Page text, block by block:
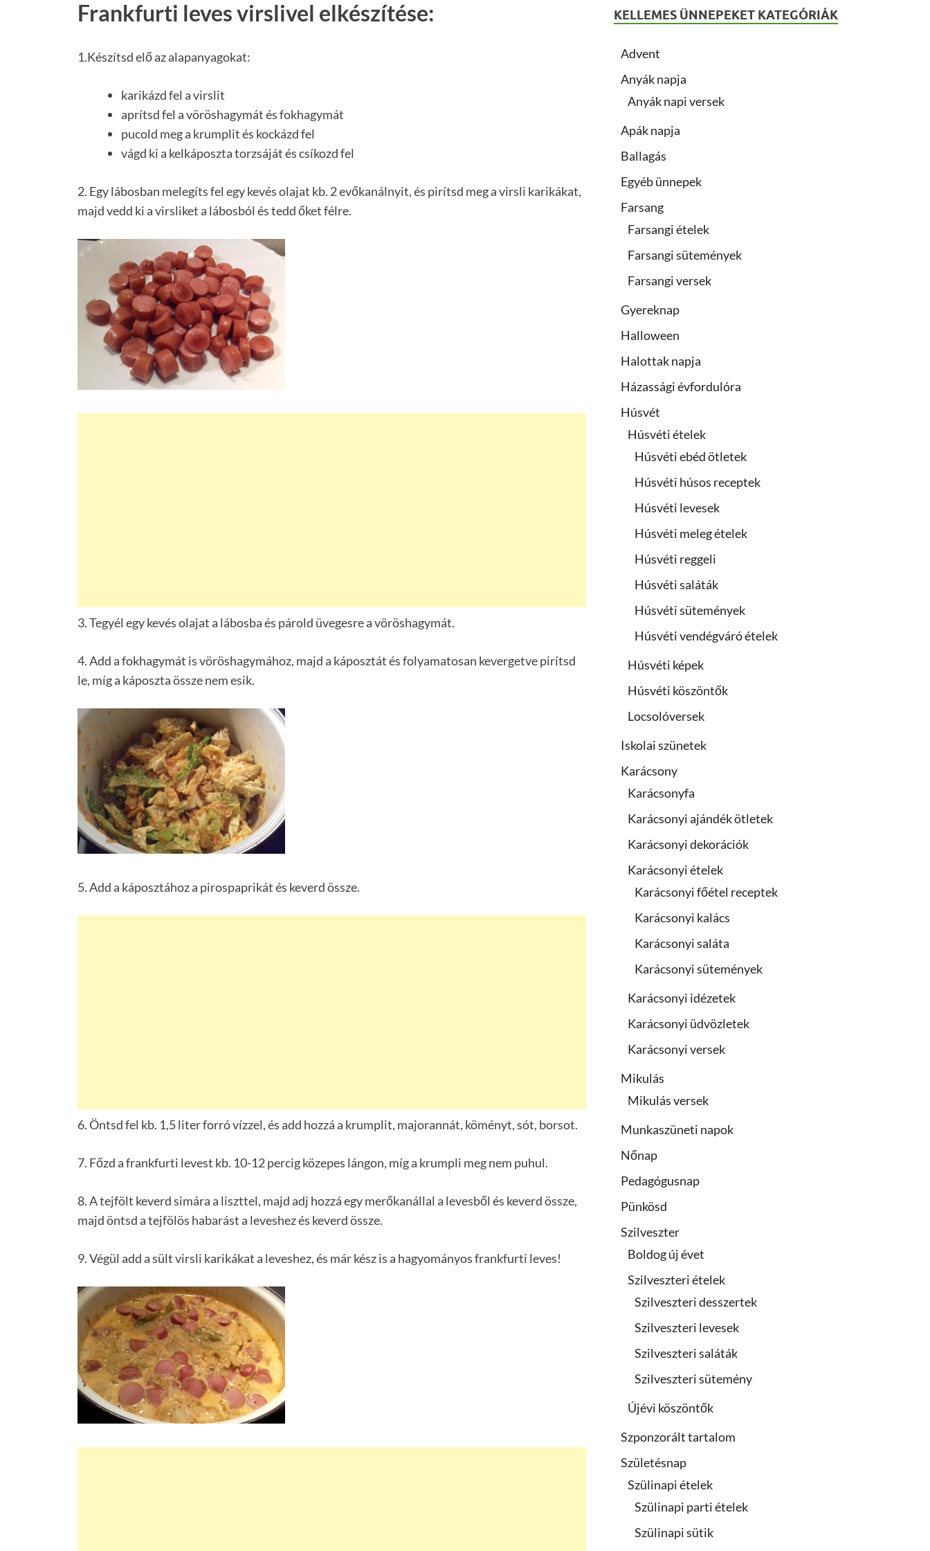
Frankfurti leves virslivel elkészítése:
1.Készítsd elő az alapanyagokat:
karikázd fel a virslit
aprítsd fel a vöröshagymát és fokhagymát
pucold meg a krumplit és kockázd fel
vágd ki a kelkáposzta torzsáját és csíkozd fel
2. Egy lábosban melegíts fel egy kevés olajat kb. 2 evőkanálnyit, és pirítsd meg a virsli karikákat,
majd vedd ki a virsliket a lábosból és tedd őket félre.
3. Tegyél egy kevés olajat a lábosba és párold üvegesre a vöröshagymát.
4. Add a fokhagymát is vöröshagymához, majd a káposztát és folyamatosan kevergetve pirítsd
le, míg a káposzta össze nem esik.
5. Add a káposztához a pirospaprikát és keverd össze.
6. Öntsd fel kb. 1,5 liter forró vízzel, és add hozzá a krumplit, majorannát, köményt, sót, borsot.
7. Főzd a frankfurti levest kb. 10-12 percig közepes lángon, míg a krumpli meg nem puhul.
8. A tejfölt keverd simára a liszttel, majd adj hozzá egy merőkanállal a levesből és keverd össze,
majd öntsd a tejfölös habarást a leveshez és keverd össze.
9. Végül add a sült virsli karikákat a leveshez, és már kész is a hagyományos frankfurti leves!
KELLEMES ÜNNEPEKET KATEGÓRIÁK
Advent
Anyák napja
Anyák napi versek
Apák napja
Ballagás
Egyéb ünnepek
Farsang
Farsangi ételek
Farsangi sütemények
Farsangi versek
Gyereknap
Halloween
Halottak napja
Házassági évfordulóra
Húsvét
Húsvéti ételek
Húsvéti ebéd ötletek
Húsvéti húsos receptek
Húsvéti levesek
Húsvéti meleg ételek
Húsvéti reggeli
Húsvéti saláták
Húsvéti sütemények
Húsvéti vendégváró ételek
Húsvéti képek
Húsvéti köszöntők
Locsolóversek
Iskolai szünetek
Karácsony
Karácsonyfa
Karácsonyi ajándék ötletek
Karácsonyi dekorációk
Karácsonyi ételek
Karácsonyi főétel receptek
Karácsonyi kalács
Karácsonyi saláta
Karácsonyi sütemények
Karácsonyi idézetek
Karácsonyi üdvözletek
Karácsonyi versek
Mikulás
Mikulás versek
Munkaszüneti napok
Nőnap
Pedagógusnap
Pünkösd
Szilveszter
Boldog új évet
Szilveszteri ételek
Szilveszteri desszertek
Szilveszteri levesek
Szilveszteri saláták
Szilveszteri sütemény
Újévi köszöntők
Szponzorált tartalom
Születésnap
Szülinapi ételek
Szülinapi parti ételek
Szülinapi sütik